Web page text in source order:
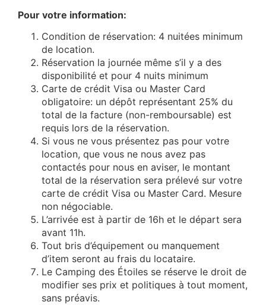
Pour votre information:
Condition de réservation: 4 nuitées minimum
de location.
Réservation la journée même s’il y a des
disponibilité et pour 4 nuits minimum
Carte de crédit Visa ou Master Card
obligatoire: un dépôt représentant 25% du
total de la facture (non-remboursable) est
requis lors de la réservation.
Si vous ne vous présentez pas pour votre
location, que vous ne nous avez pas
contactés pour nous en aviser, le montant
total de la réservation sera prélevé sur votre
carte de crédit Visa ou Master Card. Mesure
non négociable.
L’arrivée est à partir de 16h et le départ sera
avant 11h.
Tout bris d’équipement ou manquement
d’item seront au frais du locataire.
Le Camping des Étoiles se réserve le droit de
modifier ses prix et politiques à tout moment,
sans préavis.